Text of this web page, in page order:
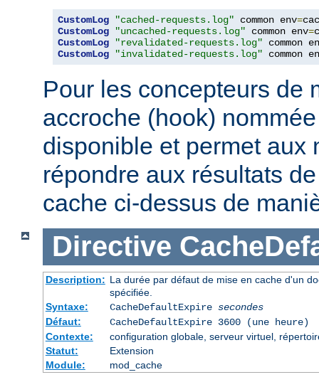
CustomLog "cached-requests.log" common env=
CustomLog
"uncached-requests.log" common env=
CustomLog
"revalidated-requests.log" common
CustomLog
"invalidated-requests.log" common
Pour les concepteurs de
accroche (hook)
disponible et permet aux
répondre aux résultats
cache ci-dessus de
Directive
Description: La durée par défaut de mise en cache d'un
spécifiée.
Syntaxe:
CacheDefaultExpire secondes
Défaut:
CacheDefaultExpire 3600 (une heure)
Contexte:
configuration globale, serveur virtuel,
Statut:
Extension
Module:
mod_cache